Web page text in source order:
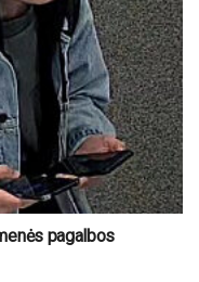
pagalbos